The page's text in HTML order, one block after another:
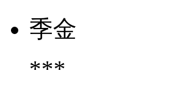
季金
***